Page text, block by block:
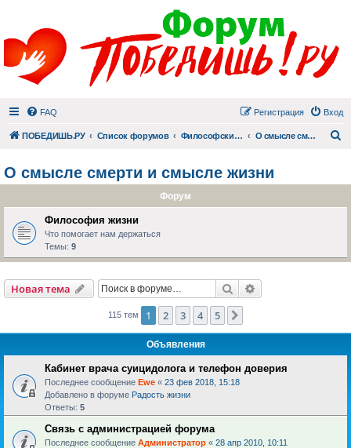
FAQ Вход
Регистрация
ПОБЕДИШЬ.РУ Список форумов Философский раздел О смысле смерти и смысле жизни
О смысле смерти и смысле жизни
Форум
Философия жизни
Что помогает нам держаться
Темы: 9
Новая тема Поиск
115 тем 1 2 3 4 5
Объявления
Кабинет врача суицидолога и телефон доверия
Последнее сообщение Ewe « 23 фев 2018, 15:18
Добавлено в форуме Радость жизни
Ответы: 5
Связь с администрацией форума
Последнее сообщение Администратор « 28 апр 2010, 10:11